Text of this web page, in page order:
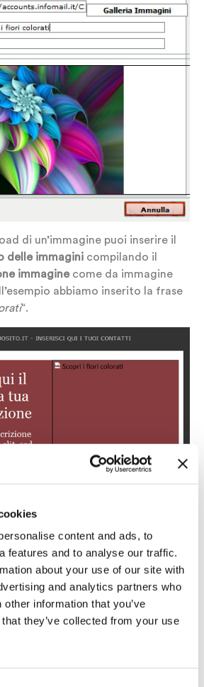
content and ads, to
features and to analyse our traffic.
about your use of our site with
and analytics partners who
information that you’ve
they’ve collected from your use
di un’immagine puoi inserire il
delle immagini compilando il
immagine come da immagine
abbiamo inserito la frase
“.
dei client non effettuano il
delle immagini. Riceverai
in cui al posto
visibile la frase dell’